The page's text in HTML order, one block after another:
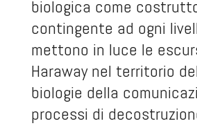
biologica come
contingente ad ogni
mettono in luce le
Haraway nel territorio
biologie della
processi di